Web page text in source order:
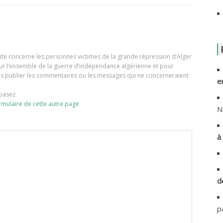
concerne les personnes victimes de la grande répression d’Alger
l’ensemble de la guerre d’indépendance algérienne et pour
publier les commentaires ou les messages qui ne concerneraient
de cette autre page
à